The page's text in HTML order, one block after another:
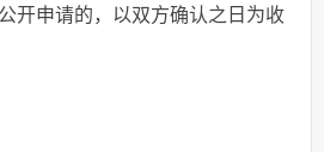
开申请的，以双方确认之日为收